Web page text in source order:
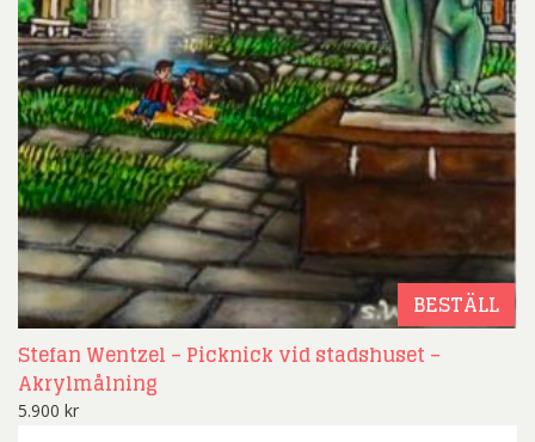
BESTÄLL
Stefan Wentzel – Picknick vid stadshuset –
Akrylmålning
5.900 kr